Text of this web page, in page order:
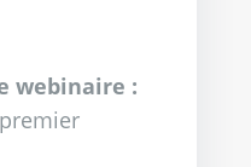
webinaire :